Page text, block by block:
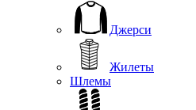
Джерси
Жилеты
Шлемы